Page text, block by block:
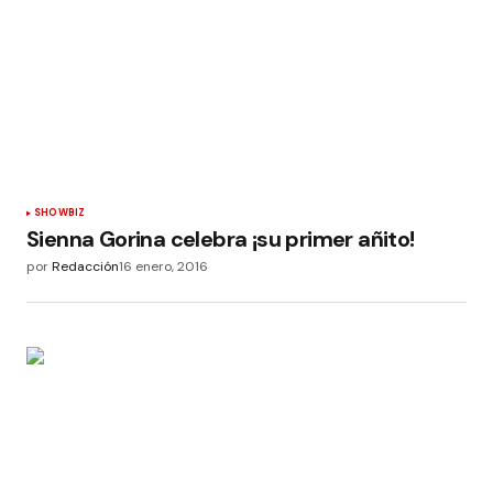
SHOWBIZ
Sienna Gorina celebra ¡su primer añito!
porRedacción16 enero, 2016